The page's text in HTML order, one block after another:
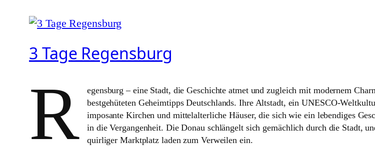
3 Tage Regensburg
R
egensburg – eine Stadt, die Geschichte atmet und zugleich mit modernem
bestgehüteten Geheimtipps Deutschlands. Ihre Altstadt, ein UNESCO-
imposante Kirchen und mittelalterliche Häuser, die sich wie ein lebendiges
in die Vergangenheit. Die Donau schlängelt sich gemächlich durch die Stadt,
quirliger Marktplatz laden zum Verweilen ein.